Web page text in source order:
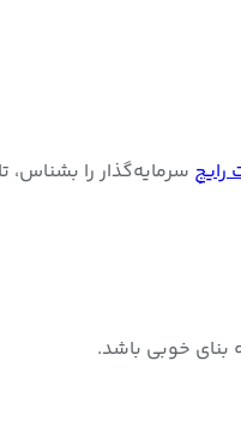
رایجِ سرمایه‌گذار را
خوبی باشد.